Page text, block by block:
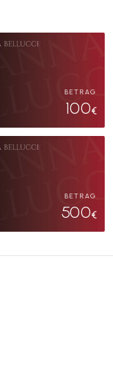
BETRAG
100€
BETRAG
500€